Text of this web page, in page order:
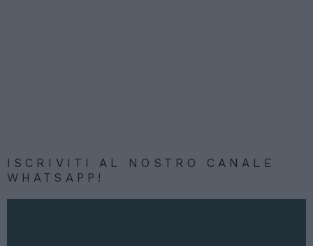
ISCRIVITI AL NOSTRO CANALE
WHATSAPP!